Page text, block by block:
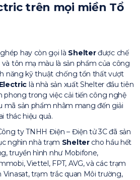
trên mọi miền Tổ
hay còn gọi là Shelterđược chế
tôn mạ màu là sản phẩm của công
năng kỹ thuật chống tổn thất vượt
là nhà sản xuất Shelter đầu tiên
phong trong việc cải tiến công nghệ
mã sản phẩm nhằm mang đến giải
thác hiệu quả.
ty TNHH Điện – Điện tử 3C đã sản
nghìn nhà trạm Sheltercho hầu hết
truyền hình như Mobifone,
Viettel, FPT, AVG, và các trạm
Vinasat, trạm trắc quan Môi trường,